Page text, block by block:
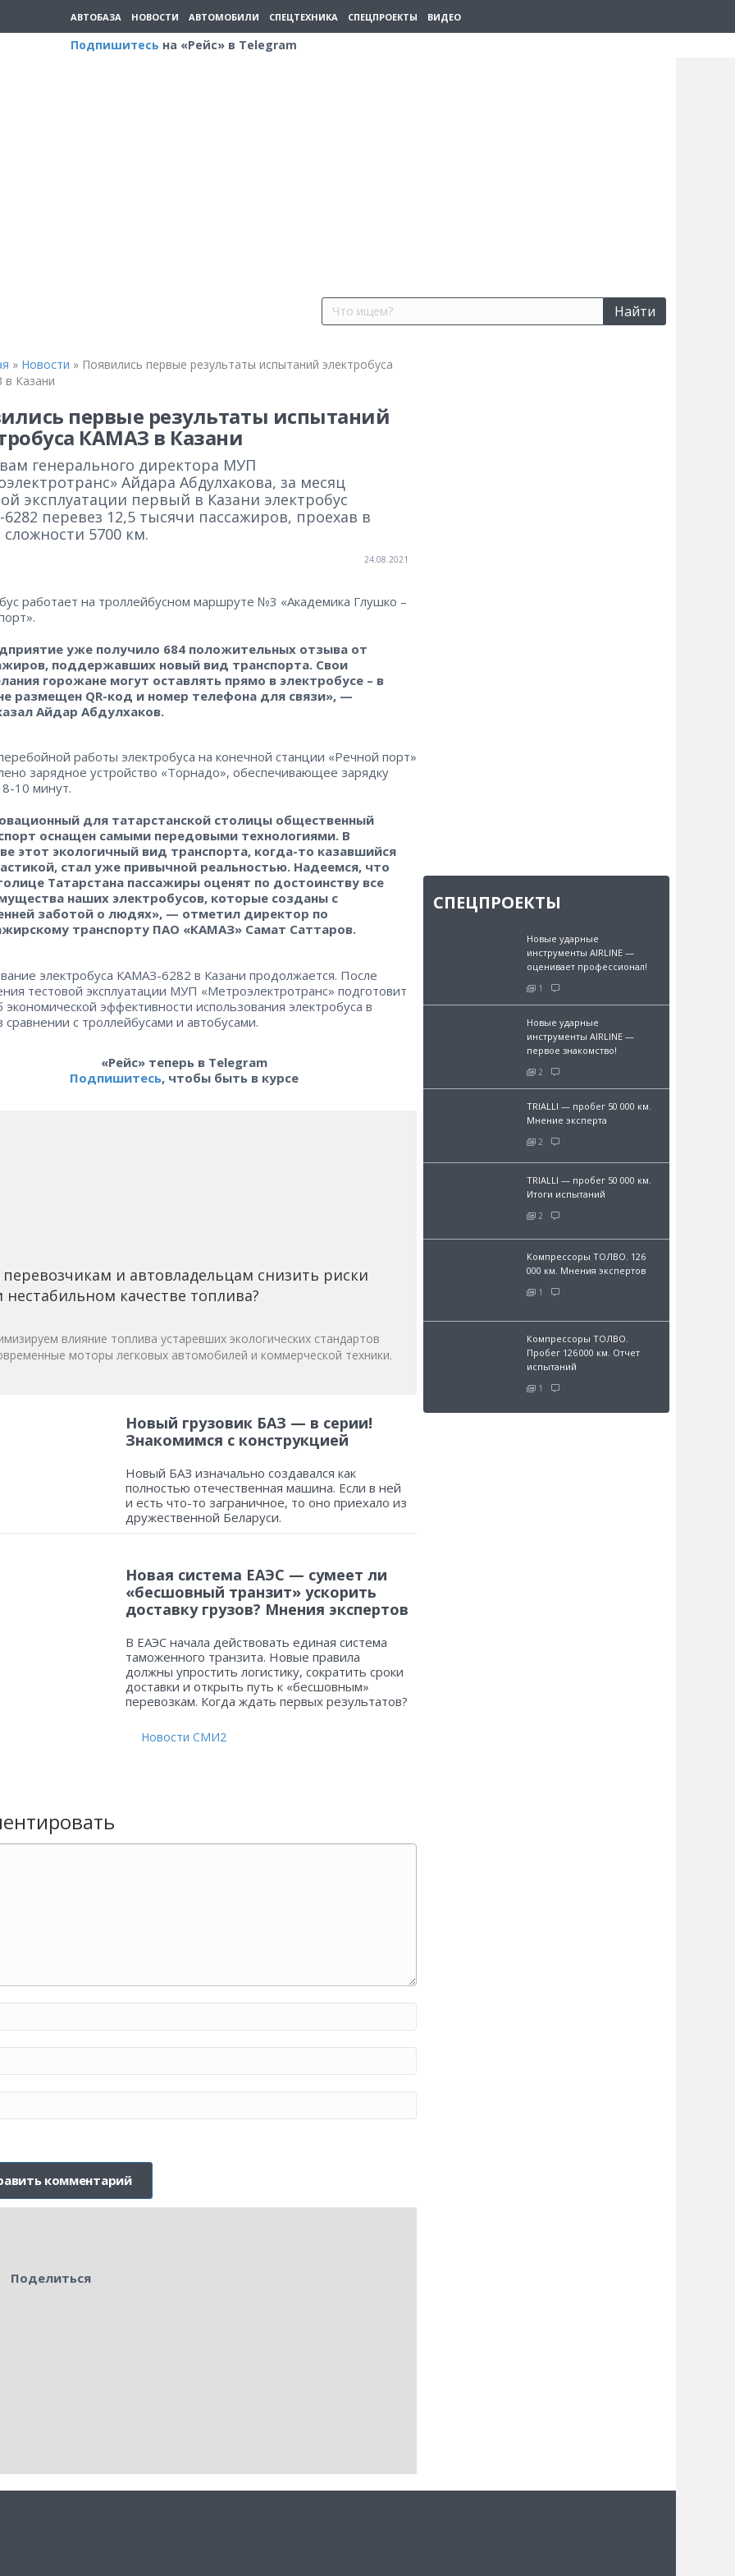
АВТОБАЗА НОВОСТИ АВТОМОБИЛИ СПЕЦТЕХНИКА СПЕЦПРОЕКТЫ ВИДЕО
Подпишитесь на «Рейс» в Telegram
Найти
» Новости » Появились первые результаты испытаний электробуса
Казани
первые результаты испытаний
КАМАЗ в Казани
генерального директора МУП
Айдара Абдулхакова, за месяц
эксплуатации первый в Казани электробус
перевез 12,5 тысячи пассажиров, проехав в
5700 км.
24.08.2021
работает на троллейбусном маршруте №3 «Академика Глушко –
уже получило 684 положительных отзыва от
поддержавших новый вид транспорта. Свои
горожане могут оставлять прямо в электробусе – в
размещен QR-код и номер телефона для связи», —
Айдар Абдулхаков.
работы электробуса на конечной станции «Речной порт»
зарядное устройство «Торнадо», обеспечивающее зарядку
8-10 минут.
для татарстанской столицы общественный
оснащен самыми передовыми технологиями. В
этот экологичный вид транспорта, когда-то казавшийся
стал уже привычной реальностью. Надеемся, что
Татарстана пассажиры оценят по достоинству все
наших электробусов, которые созданы с
заботой о людях», — отметил директор по
транспорту ПАО «КАМАЗ» Самат Саттаров.
электробуса КАМАЗ-6282 в Казани продолжается. После
тестовой эксплуатации МУП «Метроэлектротранс» подготовит
экономической эффективности использования электробуса в
сравнении с троллейбусами и автобусами.
«Рейс» теперь в Telegram
Подпишитесь, чтобы быть в курсе
перевозчикам и автовладельцам снизить риски
нестабильном качестве топлива?
влияние топлива устаревших экологических стандартов
моторы легковых автомобилей и коммерческой техники.
Новый грузовик БАЗ — в серии!
Знакомимся с конструкцией
Новый БАЗ изначально создавался как
полностью отечественная машина. Если в ней
и есть что-то заграничное, то оно приехало из
дружественной Беларуси.
Новая система ЕАЭС — сумеет ли
«бесшовный транзит» ускорить
доставку грузов? Мнения экспертов
В ЕАЭС начала действовать единая система
таможенного транзита. Новые правила
должны упростить логистику, сократить сроки
доставки и открыть путь к «бесшовным»
перевозкам. Когда ждать первых результатов?
Новости СМИ2
Поделиться
СПЕЦПРОЕКТЫ
Новые ударные
инструменты AIRLINE —
оценивает профессионал!
1
Новые ударные
инструменты AIRLINE —
первое знакомство!
2
TRIALLI — пробег 50 000 км.
Мнение эксперта
2
TRIALLI — пробег 50 000 км.
Итоги испытаний
2
Компрессоры ТОЛВО. 126
000 км. Мнения экспертов
1
Компрессоры ТОЛВО.
Пробег 126 000 км. Отчет
испытаний
1